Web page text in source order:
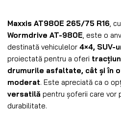
Maxxis AT980E 265/75 R16 ,
Wormdrive AT-980E , este o
destinată vehiculelor 4×4, SUV-
proiectată pentru a oferi
drumurile asfaltate, cât și în
moderat. Este apreciată ca o
versatilă pentru șoferii care vor
durabilitate.